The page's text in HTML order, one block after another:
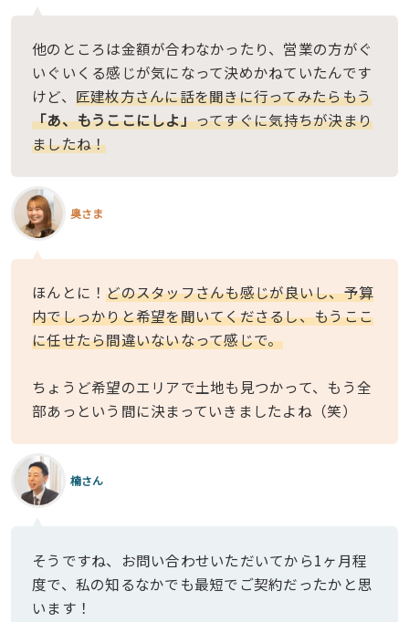
他のところは金額が合わなかったり、営業の方がぐ
いぐいくる感じが気になって決めかねていたんです
けど、 匠建枚方さんに話を聞きに行ってみたらもう
「あ、もうここにしよ」ってすぐに気持ちが決まり
ましたね！
奥さま
ほんとに！どのスタッフさんも感じが良いし、予算
内でしっかりと希望を聞いてくださるし、もうここ
に任せたら間違いないなって感じで。
ちょうど希望のエリアで土地も見つかって、もう全
部あっという間に決まっていきましたよね（笑）
楠さん
そうですね、お問い合わせいただいてから1ヶ月程
度で、私の知るなかでも最短でご契約だったかと思
います！